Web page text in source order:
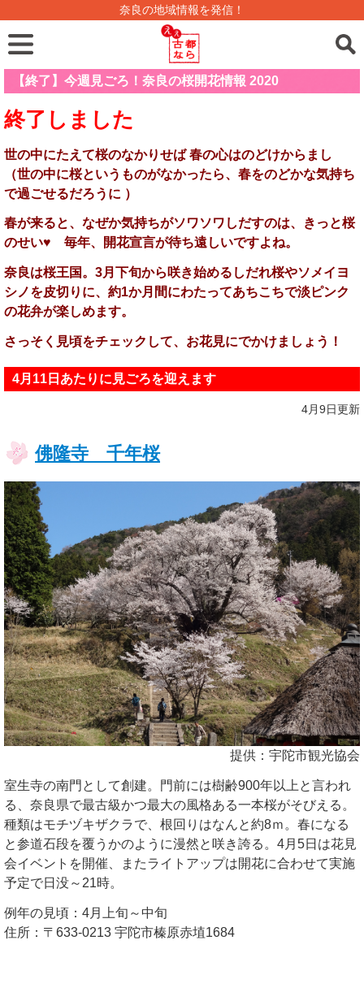
奈良の地域情報を発信！
【終了】今週見ごろ！奈良の桜開花情報 2020
終了しました
世の中にたえて桜のなかりせば 春の心はのどけからまし
（世の中に桜というものがなかったら、春をのどかな気持ち
で過ごせるだろうに ）
春が来ると、なぜか気持ちがソワソワしだすのは、きっと桜
のせい♥ 毎年、開花宣言が待ち遠しいですよね。
奈良は桜王国。3月下旬から咲き始めるしだれ桜やソメイヨ
シノを皮切りに、約1か月間にわたってあちこちで淡ピンク
の花弁が楽しめます。
さっそく見頃をチェックして、お花見にでかけましょう！
4月11日あたりに見ごろを迎えます
4月9日更新
佛隆寺 千年桜
提供：宇陀市観光協会
室生寺の南門として創建。門前には樹齢900年以上と言われ
る、奈良県で最古級かつ最大の風格ある一本桜がそびえる。
種類はモチヅキザクラで、根回りはなんと約8ｍ。春になる
と参道石段を覆うかのように漫然と咲き誇る。4月5日は花見
会イベントを開催、またライトアップは開花に合わせて実施
予定で日没～21時。
例年の見頃：4月上旬～中旬
住所：〒633-0213 宇陀市榛原赤埴1684